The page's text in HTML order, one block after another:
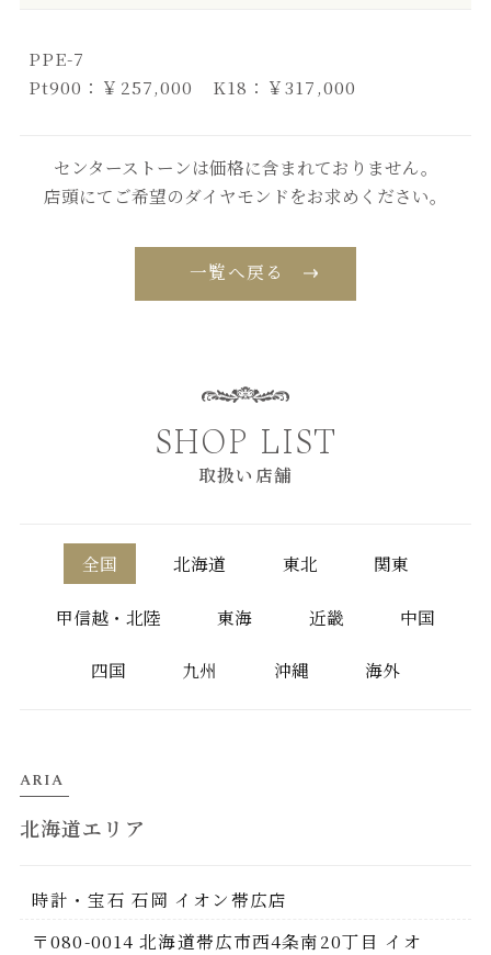
PPE-7
Pt900：￥257,000 K18：￥317,000
センターストーンは価格に含まれておりません。
店頭にてご希望のダイヤモンドをお求めください。
一覧へ戻る
SHOP LIST
取扱い店舗
全国 北海道 東北 関東
甲信越・北陸 東海 近畿 中国
四国 九州 沖縄 海外
ARIA
北海道エリア
時計・宝石 石岡 イオン帯広店
〒080-0014 北海道帯広市西4条南20丁目 イオ